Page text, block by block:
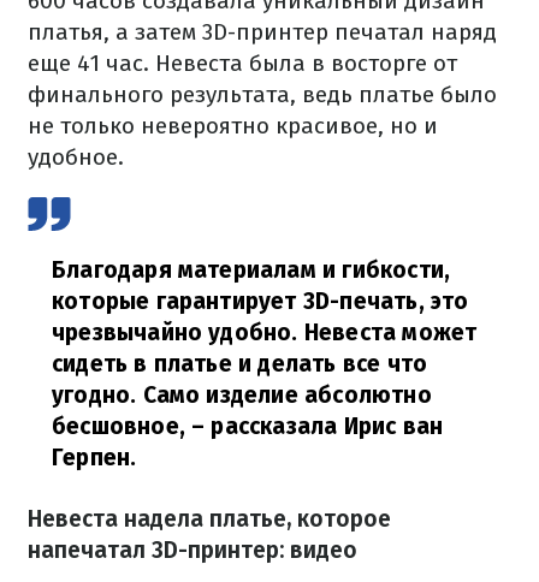
платья, а затем 3D-принтер печатал наряд
еще 41 час. Невеста была в восторге от
финального результата, ведь платье было
не только невероятно красивое, но и
удобное.
Благодаря материалам и гибкости,
которые гарантирует 3D-печать, это
чрезвычайно удобно. Невеста может
сидеть в платье и делать все что
угодно. Само изделие абсолютно
бесшовное, – рассказала Ирис ван
Герпен.
Невеста надела платье, которое
напечатал 3D-принтер: видео